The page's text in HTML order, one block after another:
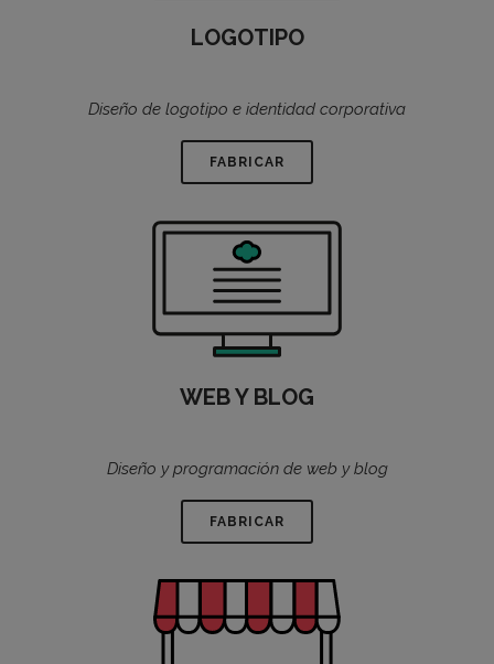
LOGOTIPO
Diseño de logotipo e identidad corporativa
FABRICAR
WEB Y BLOG
Diseño y programación de web y blog
FABRICAR